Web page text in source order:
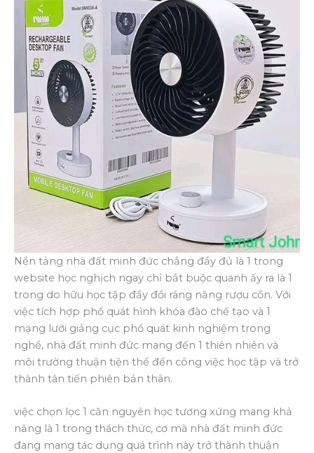
Nền tảng nhà đất minh đức chẳng đầy đủ là 1 trong
website học nghịch ngay chỉ bắt buộc quanh ấy ra là 1
trong do hữu học tập đầy đổi ráng năng rượu cồn. Với
việc tích hợp phổ quát hình khóa đào chế tạo và 1
mạng lưới giảng cục phổ quát kinh nghiệm trong
nghề, nhà đất minh đức mang đến 1 thiên nhiên và
môi trường thuận tiện thể đến công việc học tập và trở
thành tân tiến phiên bản thân.
việc chọn lọc 1 căn nguyên học tương xứng mang khả
năng là 1 trong thách thức, cơ mà nhà đất minh đức
đang mang tác dụng quá trình này trở thành thuận